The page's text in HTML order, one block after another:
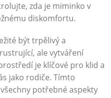
zda je miminko v
diskomfortu.
být trpělivý a
ale vytváření
je klíčové pro klid a
jako rodiče. Tímto
potřebné aspekty